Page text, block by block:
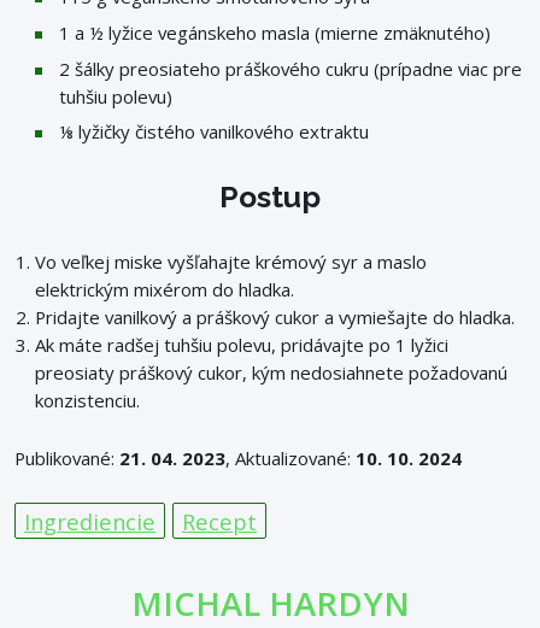
1 a ½ lyžice vegánskeho masla (mierne zmäknutého)
2 šálky preosiateho práškového cukru (prípadne viac pre
tuhšiu polevu)
⅛ lyžičky čistého vanilkového extraktu
Postup
Vo veľkej miske vyšľahajte krémový syr a maslo
elektrickým mixérom do hladka.
Pridajte vanilkový a práškový cukor a vymiešajte do hladka.
Ak máte radšej tuhšiu polevu, pridávajte po 1 lyžici
preosiaty práškový cukor, kým nedosiahnete požadovanú
konzistenciu.
Publikované: 21. 04. 2023, Aktualizované: 10. 10. 2024
Ingrediencie Recept
MICHAL HARDYN